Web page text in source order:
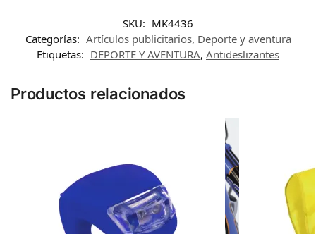
SKU: MK4436
Categorías: Artículos publicitarios, Deporte y aventura
Etiquetas: DEPORTE Y AVENTURA, Antideslizantes
Productos relacionados